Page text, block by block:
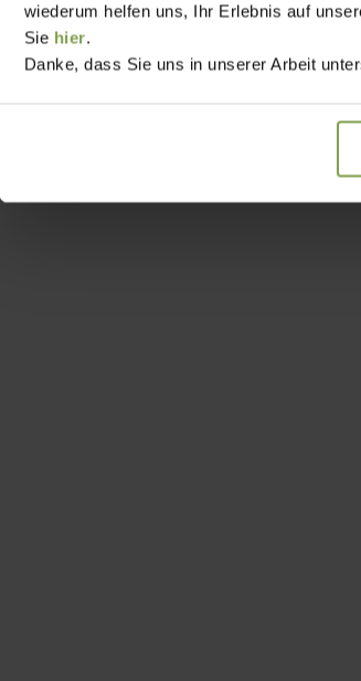
wiederum helfen uns, Ihr Erlebnis auf
Sie hier.
Danke, dass Sie uns in unserer Arbeit